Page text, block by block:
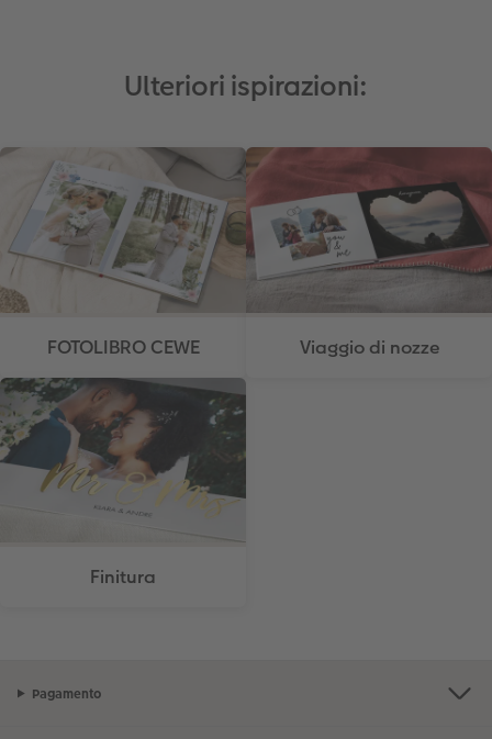
Ulteriori ispirazioni:
FOTOLIBRO CEWE Viaggio di nozze
Finitura
Pagamento